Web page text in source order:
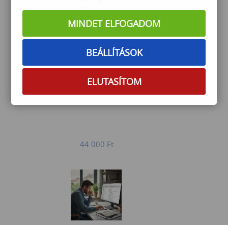
Excel középhaladó -1 napos
44 000 Ft
MINDET ELFOGADOM
BEÁLLÍTÁSOK
ELUTASÍTOM